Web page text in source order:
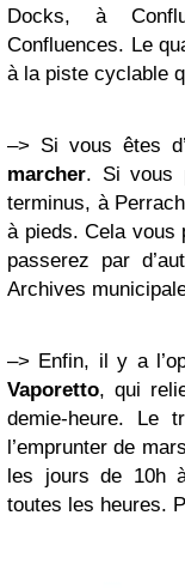
Docks, à
Confluences. Le
à la piste cyclable
–> Si vous êtes
marcher. Si vous
terminus, à
à pieds. Cela vous
passerez par
Archives
–> Enfin, il y a
Vaporetto, qui
demie-heure. Le
l’emprunter de
les jours de 10h
toutes les heures.